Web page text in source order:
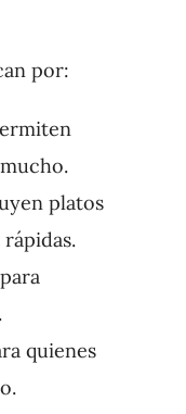
por:
platos
quienes